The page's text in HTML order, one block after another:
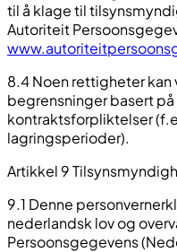
til å klage til
Autoriteit
8.4 Noen rettigheter
begrensninger basert
kontraktsforpliktelser
lagringsperioder).
Artikkel 9
9.1 Denne
nederlandsk lov og
Persoonsgegevens